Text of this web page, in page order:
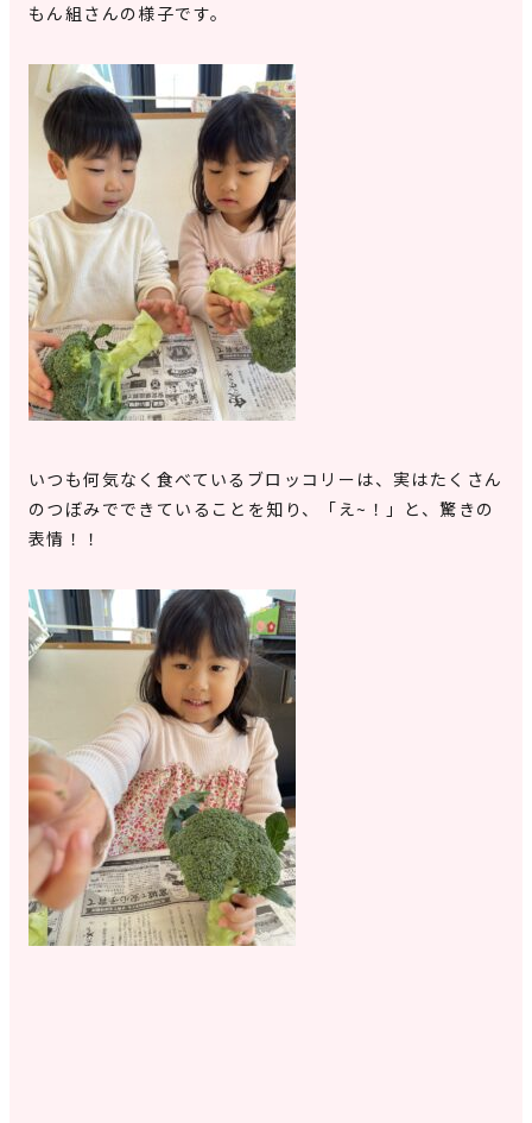
もん組さんの様子です。
いつも何気なく食べているブロッコリーは、実はたくさん
のつぼみでできていることを知り、「え~！」と、驚きの
表情！！